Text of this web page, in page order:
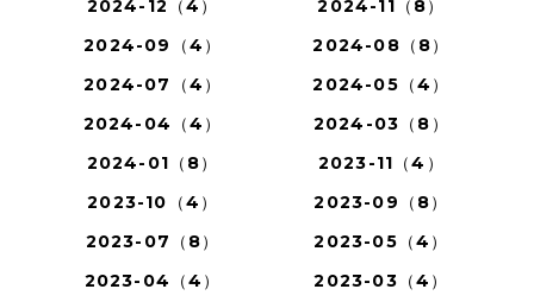
2024-12（4）
2024-11（8）
2024-09（4）
2024-08（8）
2024-07（4）
2024-05（4）
2024-04（4）
2024-03（8）
2024-01（8）
2023-11（4）
2023-10（4）
2023-09（8）
2023-07（8）
2023-05（4）
2023-04（4）
2023-03（4）